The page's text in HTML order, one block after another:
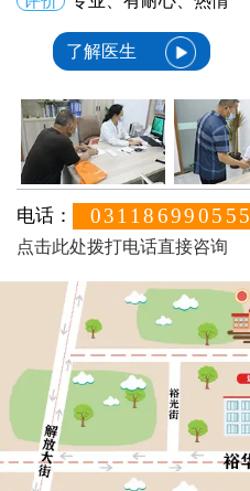
了解医生
电话： 031186990555
点击此处拨打电话直接咨询